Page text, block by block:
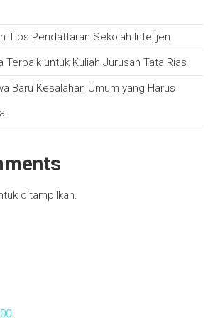
Tips Pendaftaran Sekolah Intelijen
Terbaik untuk Kuliah Jurusan Tata Rias
Baru Kesalahan Umum yang Harus
ditampilkan.